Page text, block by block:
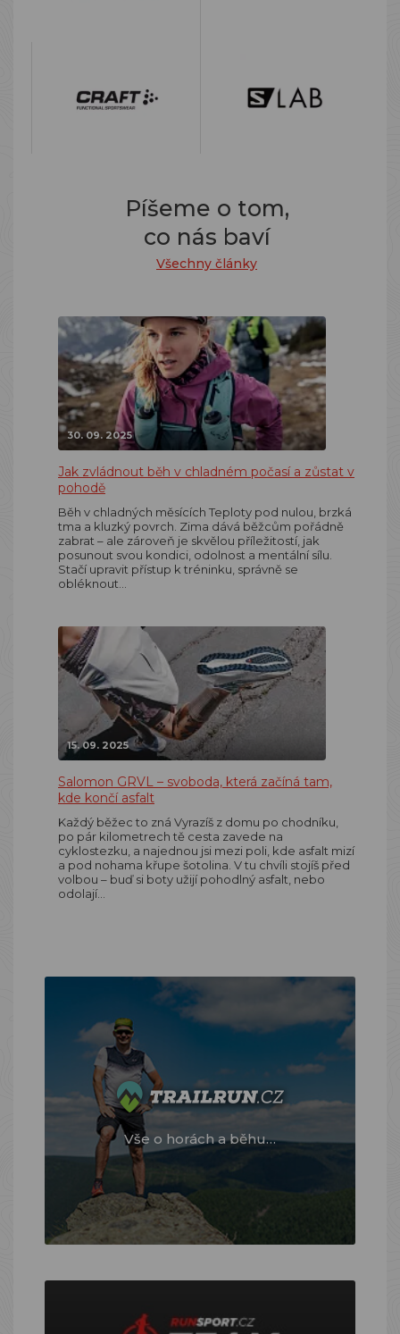
Píšeme o tom,
co nás baví
Všechny články
30. 09. 2025
Jak zvládnout běh v chladném počasí a zůstat v
pohodě
Běh v chladných měsících Teploty pod nulou, brzká
tma a kluzký povrch. Zima dává běžcům pořádně
zabrat – ale zároveň je skvělou příležitostí, jak
posunout svou kondici, odolnost a mentální sílu.
Stačí upravit přístup k tréninku, správně se
obléknout…
15. 09. 2025
Salomon GRVL – svoboda, která začíná tam,
kde končí asfalt
Každý běžec to zná Vyrazíš z domu po chodníku,
po pár kilometrech tě cesta zavede na
cyklostezku, a najednou jsi mezi poli, kde asfalt mizí
a pod nohama křupe šotolina. V tu chvíli stojíš před
volbou – buď si boty užijí pohodlný asfalt, nebo
odolají…
Vše o horách a běhu…